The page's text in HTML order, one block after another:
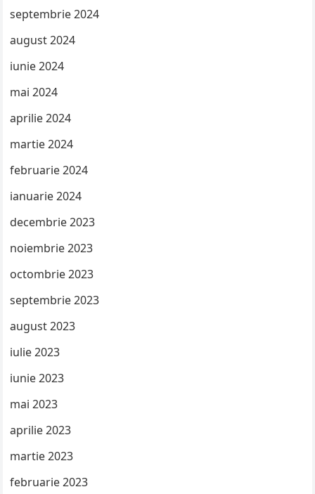
septembrie 2024
august 2024
iunie 2024
mai 2024
aprilie 2024
martie 2024
februarie 2024
ianuarie 2024
decembrie 2023
noiembrie 2023
octombrie 2023
septembrie 2023
august 2023
iulie 2023
iunie 2023
mai 2023
aprilie 2023
martie 2023
februarie 2023